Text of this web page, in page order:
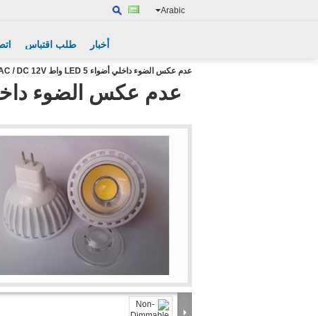
Arabic
طلب اقتباس أخبار
عدم عكس الضوء داخلي أضواء LED 5 واط AC / DC 12V مع 30D 45D